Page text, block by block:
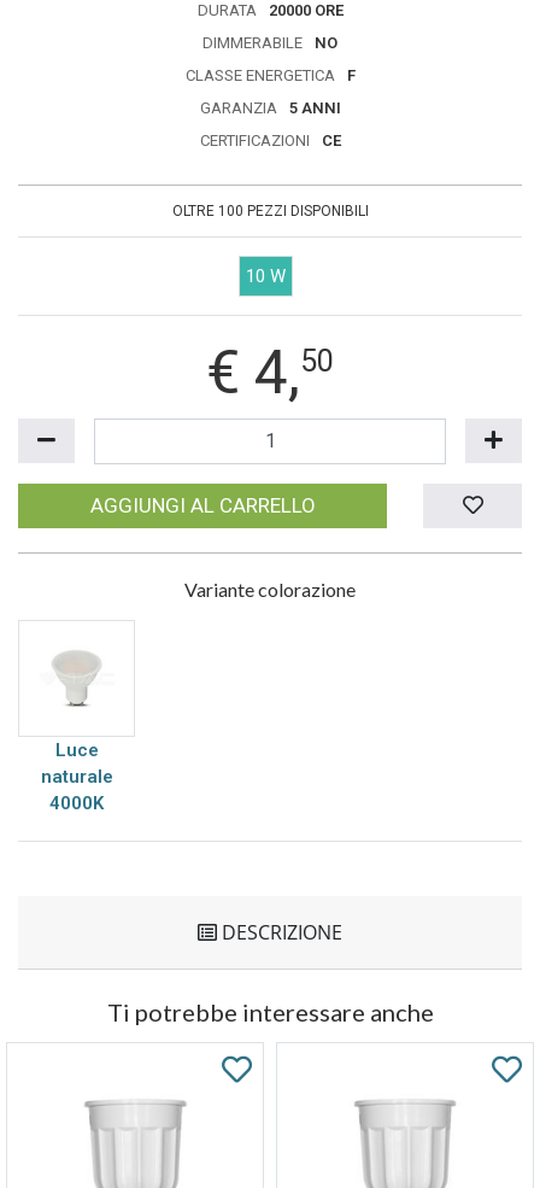
DURATA
20000 ORE
DIMMERABILE
NO
CLASSE ENERGETICA
F
GARANZIA
5 ANNI
CERTIFICAZIONI
CE
OLTRE 100 PEZZI DISPONIBILI
10 W
€ 4,50
AGGIUNGI AL CARRELLO
Variante colorazione
Luce
naturale
4000K
DESCRIZIONE
Ti potrebbe interessare anche